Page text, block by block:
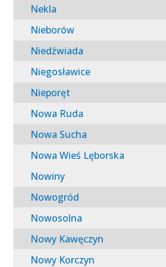
Nekla
Nieborów
Niedźwiada
Niegosławice
Nieporęt
Nowa Ruda
Nowa Sucha
Nowa Wieś Lęborska
Nowiny
Nowogród
Nowosolna
Nowy Kawęczyn
Nowy Korczyn